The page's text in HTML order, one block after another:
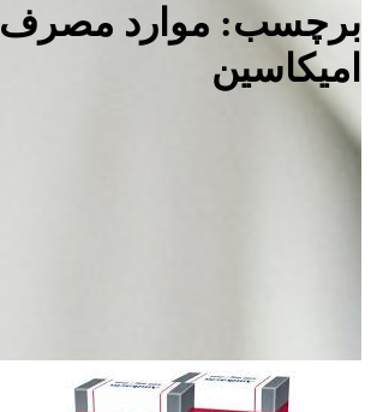
برچسب: موارد مصرف
امیکاسین